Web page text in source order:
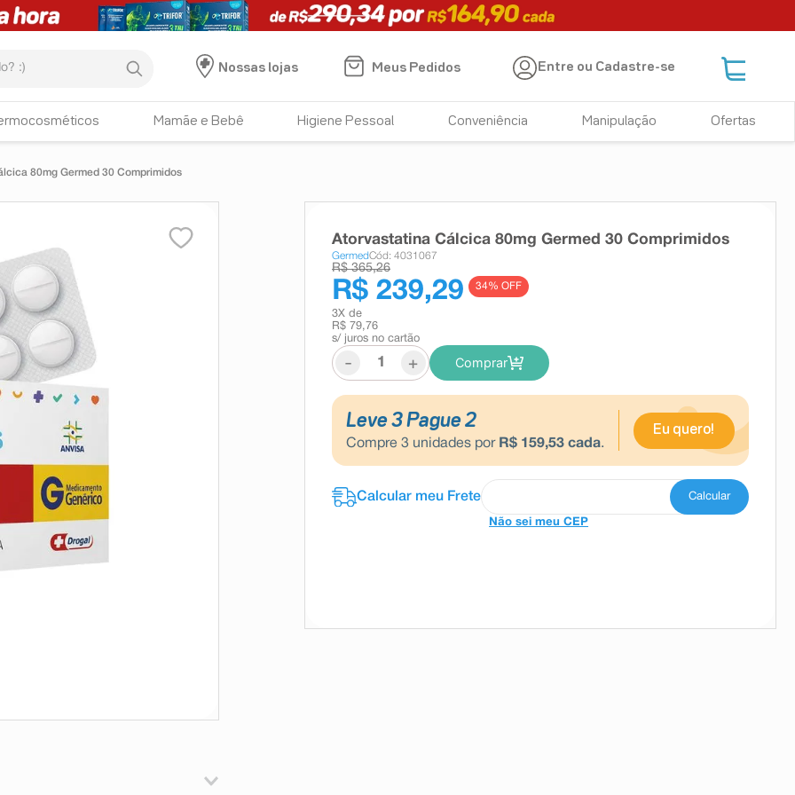
Nossas lojas
Meus Pedidos Entre ou Cadastre-se
Mamãe e Bebê Higiene Pessoal Conveniência Manipulação Ofertas
80mg Germed 30 Comprimidos
Atorvastatina Cálcica 80mg Germed 30 Comprimidos
GermedCód: 4031067
R$ 365,26
R$ 239,29 34% OFF
3X de
R$ 79,76
s/ juros no cartão
- + Comprar
Leve 3 Pague 2
Compre 3 unidades por R$ 159,53 cada.
Eu quero!
Não sei meu CEP